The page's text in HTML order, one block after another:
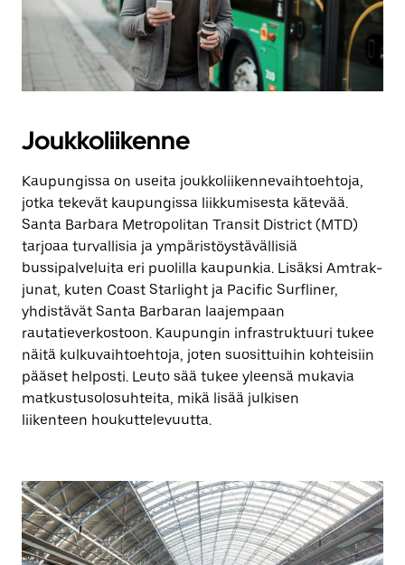
Joukkoliikenne
Kaupungissa on useita joukkoliikennevaihtoehtoja,
jotka tekevät kaupungissa liikkumisesta kätevää.
Santa Barbara Metropolitan Transit District (MTD)
tarjoaa turvallisia ja ympäristöystävällisiä
bussipalveluita eri puolilla kaupunkia. Lisäksi Amtrak-
junat, kuten Coast Starlight ja Pacific Surfliner,
yhdistävät Santa Barbaran laajempaan
rautatieverkostoon. Kaupungin infrastruktuuri tukee
näitä kulkuvaihtoehtoja, joten suosittuihin kohteisiin
pääset helposti. Leuto sää tukee yleensä mukavia
matkustusolosuhteita, mikä lisää julkisen
liikenteen houkuttelevuutta.